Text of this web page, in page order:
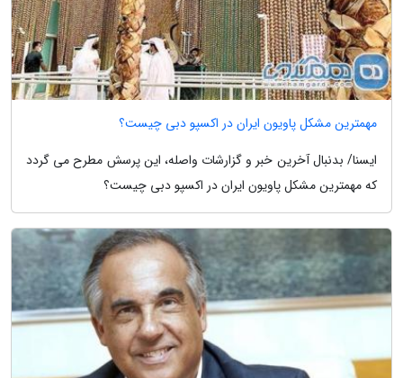
مهمترین مشکل پاویون ایران در اکسپو دبی چیست؟
ایسنا/ بدنبال آخرین خبر و گزارشات واصله، این پرسش مطرح می گردد
که مهمترین مشکل پاویون ایران در اکسپو دبی چیست؟